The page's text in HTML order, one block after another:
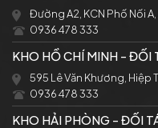
Đường A2, KCN Phố Nối
0936 478 333
KHO HỒ CHÍ MINH - ĐỐI
595 Lê Văn Khương, Hiệp
0936 478 333
KHO HẢI PHÒNG - ĐỐI